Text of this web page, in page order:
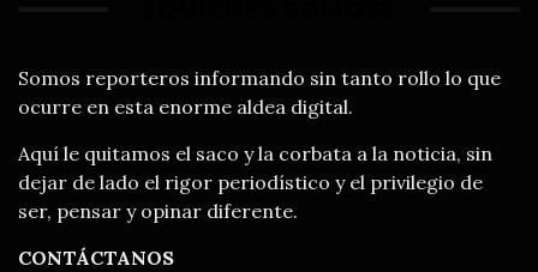
Somos reporteros informando sin tanto rollo lo que
ocurre en esta enorme aldea digital.
Aquí le quitamos el saco y la corbata a la noticia, sin
dejar de lado el rigor periodístico y el privilegio de
ser, pensar y opinar diferente.
CONTÁCTANOS